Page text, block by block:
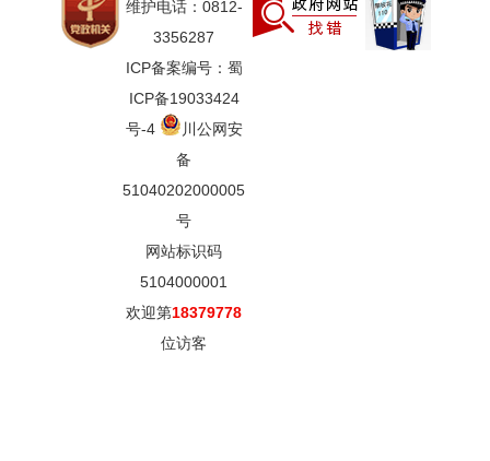
维护电话：0812-
3356287
ICP备案编号：蜀
ICP备19033424
号-4
川公网安
备
51040202000005
号
网站标识码
5104000001
欢迎第18379778
位访客